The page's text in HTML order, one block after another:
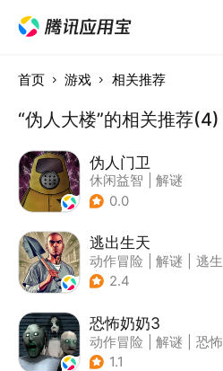
首页 游戏 相关推荐
“伪人大楼”的相关推荐(4)
伪人门卫
休闲益智
解谜
0.0
逃出生天
动作冒险 解谜
逃生
| 剧情
2.4
恐怖奶奶3
动作冒险 解谜
恐怖
| 恐怖奶奶
1.1